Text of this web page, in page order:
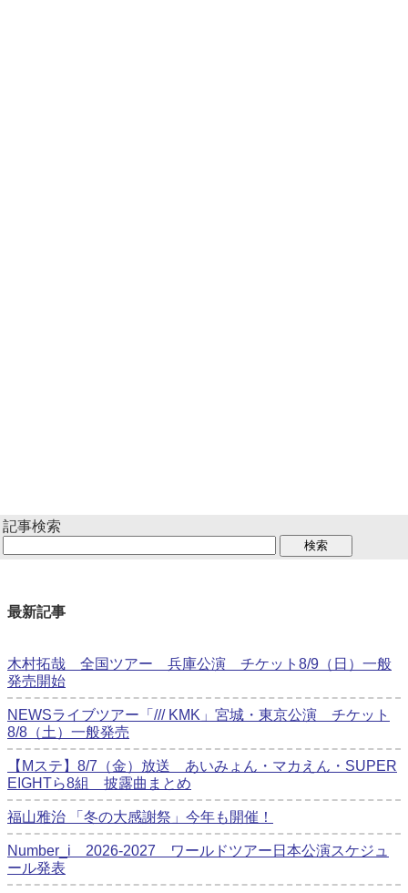
記事検索
最新記事
木村拓哉 全国ツアー 兵庫公演 チケット8/9（日）一般
発売開始
NEWSライブツアー「/// KMK」宮城・東京公演 チケット
8/8（土）一般発売
【Mステ】8/7（金）放送 あいみょん・マカえん・SUPER
EIGHTら8組 披露曲まとめ
福山雅治 「冬の⼤感謝祭」今年も開催！
Number_i 2026‐2027 ワールドツアー日本公演スケジュ
ール発表